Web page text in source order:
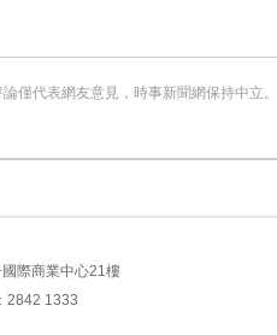
論僅代表網友意見，時事新聞網保持中立。
際商業中心21樓
2842 1333